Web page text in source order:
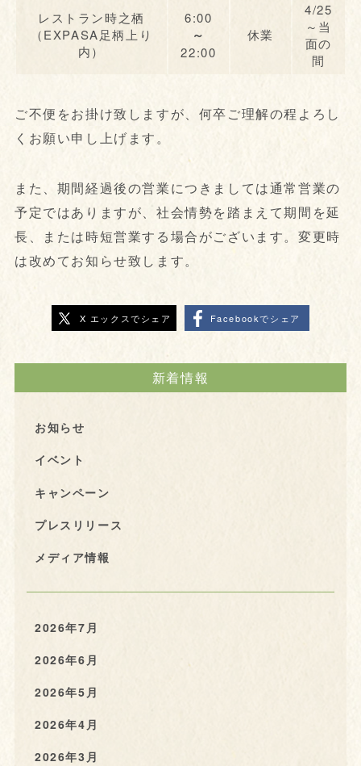
レストラン時之栖
（EXPASA足柄上り
内）
6:00
～
22:00
休業
4/25
～当
面の
間
ご不便をお掛け致しますが、何卒ご理解の程よろし
くお願い申し上げます。
また、期間経過後の営業につきましては通常営業の
予定ではありますが、社会情勢を踏まえて期間を延
長、または時短営業する場合がございます。変更時
は改めてお知らせ致します。
X エックスでシェア Facebookでシェア
新着情報
お知らせ
イベント
キャンペーン
プレスリリース
メディア情報
2026年7月
2026年6月
2026年5月
2026年4月
2026年3月